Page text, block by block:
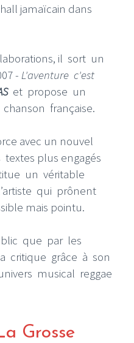
jamaïcain dans
il sort un
- L'aventure c'est
et propose un
française.
avec un nouvel
plus engagés
un véritable
qui prônent
mais pointu.
que par les
critique grâce à son
musical reggae
Grosse